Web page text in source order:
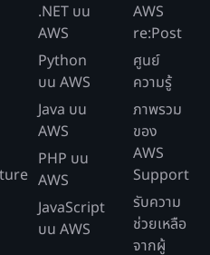
.NET บน
AWS
Python
บน AWS
Java บน
AWS
PHP บน
AWS
JavaScript
บน AWS
AWS
re:Post
ศูนย์
ความรู้
ภาพรวม
ของ
AWS
Support
รับความ
ช่วยเหลือ
จากผู้